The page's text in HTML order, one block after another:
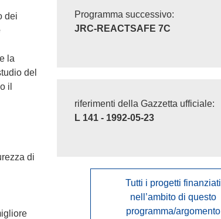
dei
la
del
il
di
Programma successivo:
JRC-REACTSAFE 7C
riferimenti della Gazzetta ufficiale:
L 141 - 1992-05-23
Tutti i progetti finanziati
nell’ambito di questo
programma/argomento